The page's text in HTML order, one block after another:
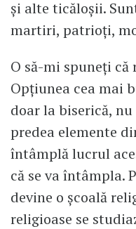
și alte ticăloșii.
martiri, patrioți,
O să-mi spuneți
Opțiunea cea mai
doar la biserică, nu
predea elemente
întâmplă lucrul
că se va întâmpla.
devine o școală
religioase se